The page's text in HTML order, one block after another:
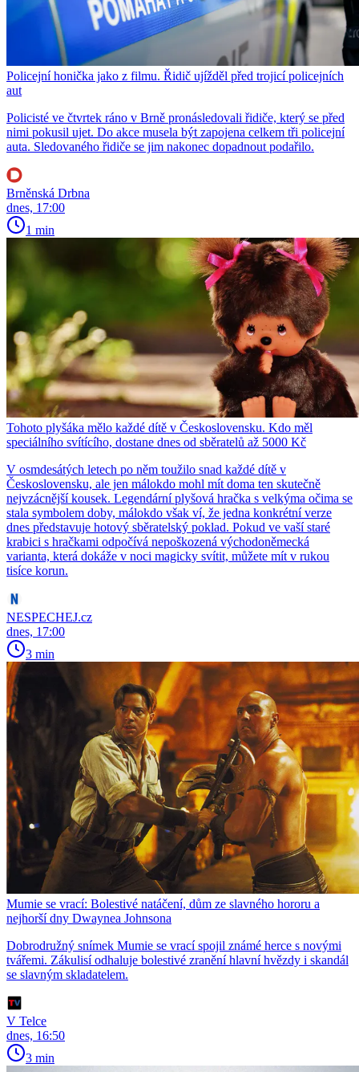
Policejní honička jako z filmu. Řidič ujížděl před trojicí policejních
aut
Policisté ve čtvrtek ráno v Brně pronásledovali řidiče, který se před
nimi pokusil ujet. Do akce musela být zapojena celkem tři policejní
auta. Sledovaného řidiče se jim nakonec dopadnout podařilo.
Brněnská Drbna
dnes, 17:00
1 min
Tohoto plyšáka mělo každé dítě v Československu. Kdo měl
speciálního svítícího, dostane dnes od sběratelů až 5000 Kč
V osmdesátých letech po něm toužilo snad každé dítě v
Československu, ale jen málokdo mohl mít doma ten skutečně
nejvzácnější kousek. Legendární plyšová hračka s velkýma očima se
stala symbolem doby, málokdo však ví, že jedna konkrétní verze
dnes představuje hotový sběratelský poklad. Pokud ve vaší staré
krabici s hračkami odpočívá nepoškozená východoněmecká
varianta, která dokáže v noci magicky svítit, můžete mít v rukou
tisíce korun.
NESPECHEJ.cz
dnes, 17:00
3 min
Mumie se vrací: Bolestivé natáčení, dům ze slavného hororu a
nejhorší dny Dwaynea Johnsona
Dobrodružný snímek Mumie se vrací spojil známé herce s novými
tvářemi. Zákulisí odhaluje bolestivé zranění hlavní hvězdy i skandál
se slavným skladatelem.
V Telce
dnes, 16:50
3 min